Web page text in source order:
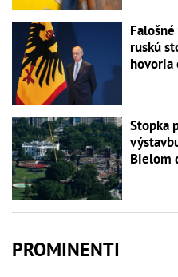
ruskú
hovoria
Stopka
Bielom
PROMINENTI